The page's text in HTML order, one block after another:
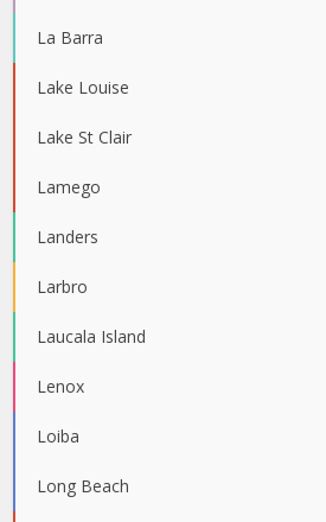
La Barra
Lake Louise
Lake St Clair
Lamego
Landers
Larbro
Laucala Island
Lenox
Loiba
Long Beach